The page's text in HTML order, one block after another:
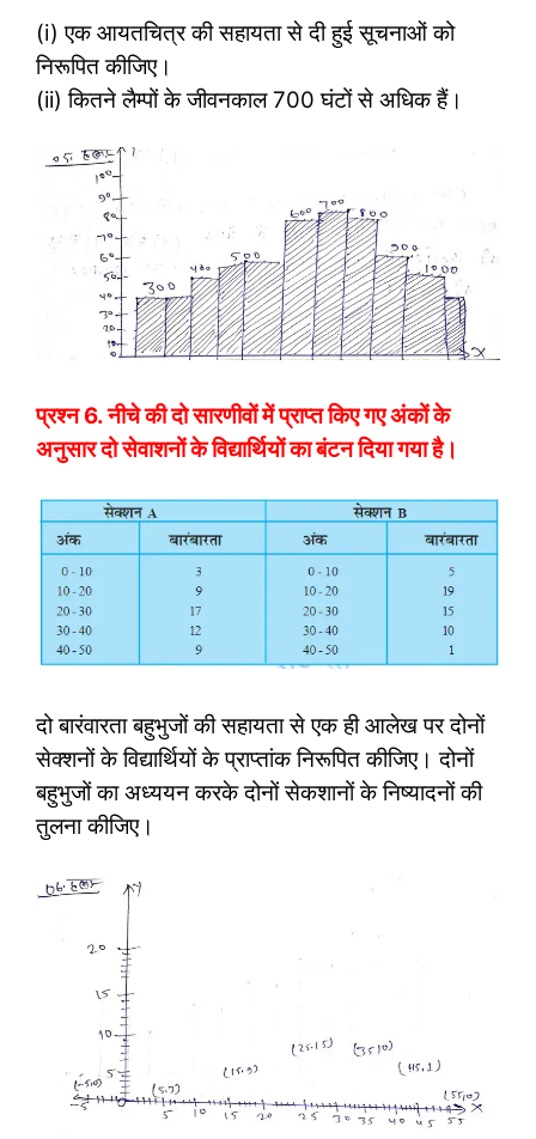
(i) एक आयतचित्र की सहायता से दी हुई सूचनाओं को
निरूपित कीजिए।
(ii) कितने लैम्पों के जीवनकाल 700 घंटों से अधिक हैं।
प्रश्न 6.नीचे की दो सारणीवों में प्राप्त किए गए अंकों के
अनुसार दो सेवाशनों के विद्यार्थियों का बंटन दिया गया है।
दो बारंवारता बहुभुजों की सहायता से एक ही आलेख पर दोनों
सेक्शनों के विद्यार्थियों के प्राप्तांक निरूपित कीजिए। दोनों
बहुभुजों का अध्ययन करके दोनों सेकशानों के निष्यादनों की
तुलना कीजिए।